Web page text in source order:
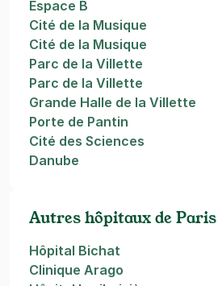
Espace B
Cité de la Musique
Cité de la Musique
Parc de la Villette
Parc de la Villette
Grande Halle de la Villette
Porte de Pantin
Cité des Sciences
Danube
Autres hôpitaux de Paris
Hôpital Bichat
Clinique Arago